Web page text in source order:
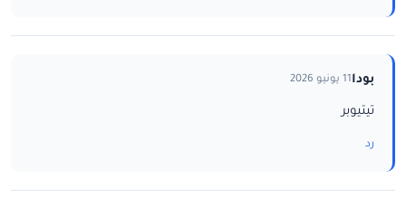
بودا11 يونيو 2026
تيتيوبر
رد